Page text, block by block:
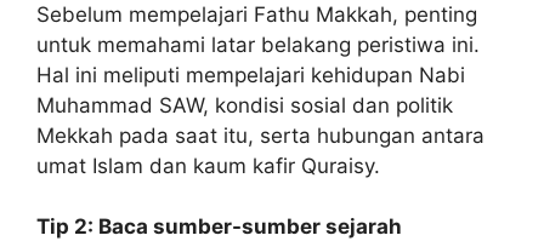
Sebelum mempelajari Fathu Makkah, penting
untuk memahami latar belakang peristiwa ini.
Hal ini meliputi mempelajari kehidupan Nabi
Muhammad SAW, kondisi sosial dan politik
Mekkah pada saat itu, serta hubungan antara
umat Islam dan kaum kafir Quraisy.
Tip 2: Baca sumber-sumber sejarah